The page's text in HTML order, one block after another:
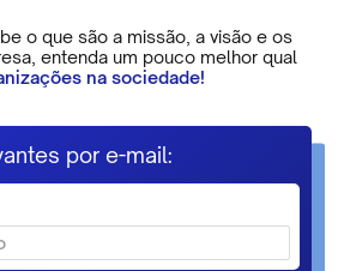
o que são a missão, a visão e os
entenda um pouco melhor qual
na sociedade!
por e-mail: